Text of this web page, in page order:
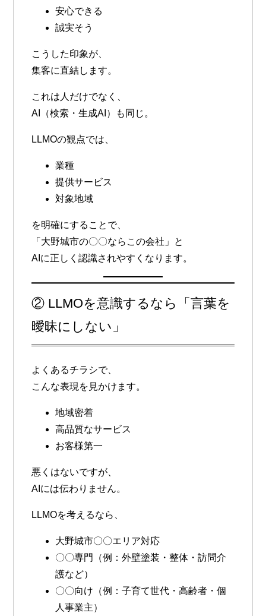
安心できる
誠実そう
こうした印象が、
集客に直結します。
これは人だけでなく、
AI（検索・生成AI）も同じ 。
LLMOの観点では、
業種
提供サービス
対象地域
を明確にすることで、
「大野城市の〇〇ならこの会社」と
AIに正しく認識されやすくなります。
② LLMOを意識するなら「言葉を
曖昧にしない」
よくあるチラシで、
こんな表現を見かけます。
地域密着
高品質なサービス
お客様第一
悪くはないですが、
AIには伝わりません。
LLMOを考えるなら、
大野城市〇〇エリア対応
〇〇専門（例：外壁塗装・整体・訪問介
護など）
〇〇向け（例：子育て世代・高齢者・個
人事業主）